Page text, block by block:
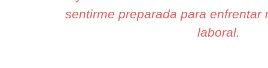
sentirme preparada para enfrentar
laboral.